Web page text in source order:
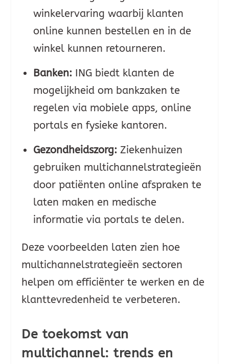
winkelervaring waarbij klanten
online kunnen bestellen en in de
winkel kunnen retourneren.
Banken: ING biedt klanten de
mogelijkheid om bankzaken te
regelen via mobiele apps, online
portals en fysieke kantoren.
Gezondheidszorg: Ziekenhuizen
gebruiken multichannelstrategieën
door patiënten online afspraken te
laten maken en medische
informatie via portals te delen.
Deze voorbeelden laten zien hoe
multichannelstrategieën sectoren
helpen om efficiënter te werken en de
klanttevredenheid te verbeteren.
De toekomst van
multichannel: trends en